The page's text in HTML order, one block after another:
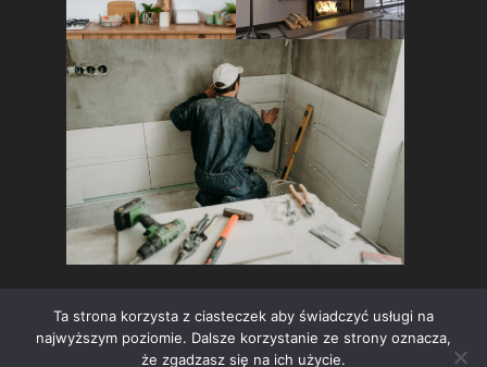
Ta strona korzysta z ciasteczek aby świadczyć usługi na
najwyższym poziomie. Dalsze korzystanie ze strony oznacza,
że zgadzasz się na ich użycie.